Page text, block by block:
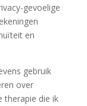
gevoelige
en
gebruik
over
therapie die ik